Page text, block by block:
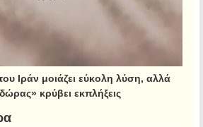
Ιράν μοιάζει εύκολη λύση, αλλά
κρύβει εκπλήξεις